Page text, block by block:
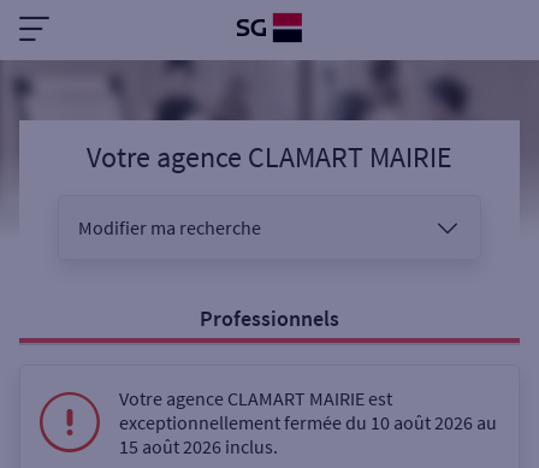
Votre agence CLAMART MAIRIE
Modifier ma recherche
Sélectionnez votre recherche
Professionnels
Votre agence CLAMART MAIRIE est
exceptionnellement fermée du 10 août 2026 au
15 août 2026 inclus.